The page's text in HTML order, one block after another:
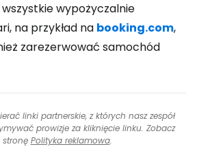
wypożyczalnie
na przykład na booking.com,
zarezerwować samochód
linki partnerskie, z których nasz zespół
prowizje za kliknięcie linku. Zobacz
stronę Polityka reklamowa.